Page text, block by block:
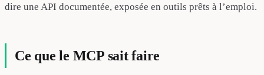
dire une API documentée, exposée en outils prêts à l’emploi.
Ce que le MCP sait faire